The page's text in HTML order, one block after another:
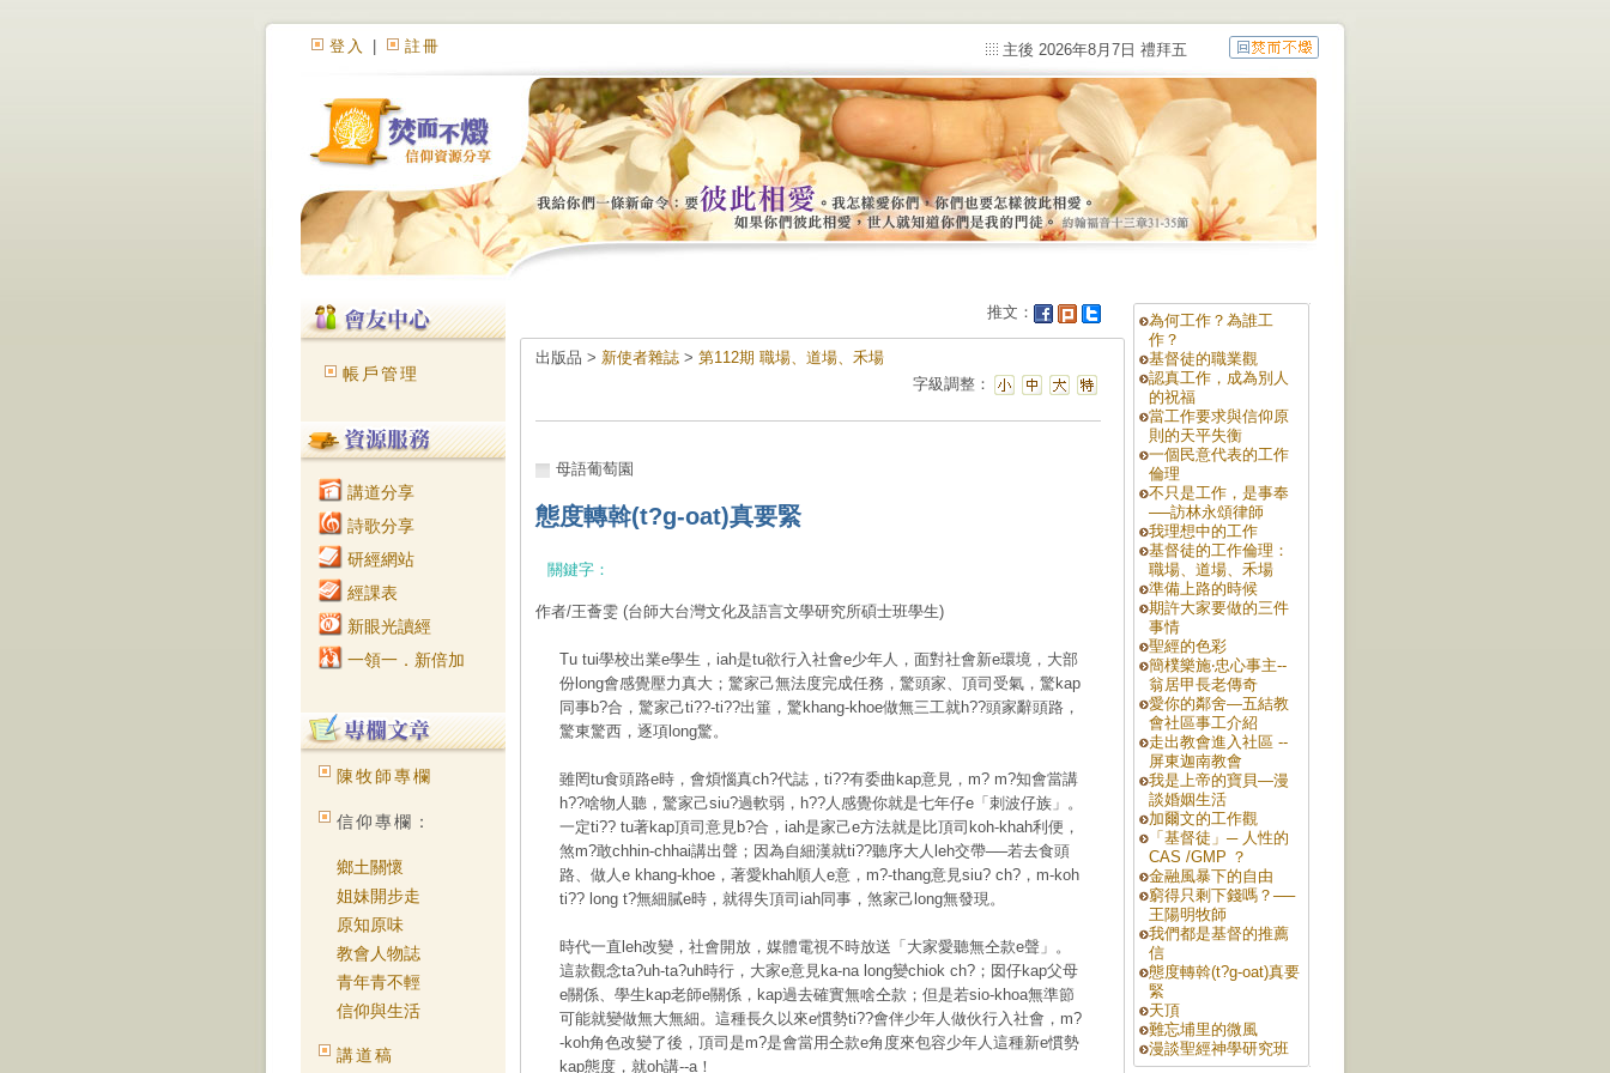
登入 註冊 主後 2026年8月7日 禮拜五
帳戶管理
講道分享
詩歌分享
研經網站
經課表
新眼光讀經
一領一．新倍加
陳牧師專欄
信仰專欄：
鄉土關懷
姐妹開步走
原知原味
教會人物誌
青年青不輕
信仰與生活
講道稿
推文：
出版品 > 新使者雜誌 > 第112期 職場、道場、禾場
字級調整：
母語葡萄園
態度轉斡(t?g-oat)真要緊
關鍵字：
作者/王薈雯 (台師大台灣文化及語言文學研究所碩士班學生)
Tu tui學校出業e學生，iah是tu欲行入社會e少年人，面對社會新e環境，大部
份long會感覺壓力真大；驚家己無法度完成任務，驚頭家、頂司受氣，驚kap
同事b?合，驚家己ti??-ti??出箠，驚khang-khoe做無三工就h??頭家辭頭路，
驚東驚西，逐項long驚。
雖罔tu食頭路e時，會煩惱真ch?代誌，ti??有委曲kap意見，m? m?知會當講
h??啥物人聽，驚家己siu?過軟弱，h??人感覺你就是七年仔e「刺波仔族」。
一定ti?? tu著kap頂司意見b?合，iah是家己e方法就是比頂司koh-khah利便，
煞m?敢chhin-chhai講出聲；因為自細漢就ti??聽序大人leh交帶──若去食頭
路、做人e khang-khoe，著愛khah順人e意，m?-thang意見siu? ch?，m-koh
ti?? long t?無細膩e時，就得失頂司iah同事，煞家己long無發現。
時代一直leh改變，社會開放，媒體電視不時放送「大家愛聽無仝款e聲」。
這款觀念ta?uh-ta?uh時行，大家e意見ka-na long變chiok ch?；囡仔kap父母
e關係、學生kap老師e關係，kap過去確實無啥仝款；但是若sio-khoa無準節
可能就變做無大無細。這種長久以來e慣勢ti??會伴少年人做伙行入社會，m?
-koh角色改變了後，頂司是m?是會當用仝款e角度來包容少年人這種新e慣勢
kap態度，就oh講--a！
為何工作？為誰工
作？
基督徒的職業觀
認真工作，成為別人
的祝福
當工作要求與信仰原
則的天平失衡
一個民意代表的工作
倫理
不只是工作，是事奉
──訪林永頌律師
我理想中的工作
基督徒的工作倫理：
職場、道場、禾場
準備上路的時候
期許大家要做的三件
事情
聖經的色彩
簡樸樂施‧忠心事主--
翁居甲長老傳奇
愛你的鄰舍—五結教
會社區事工介紹
走出教會進入社區 --
屏東迦南教會
我是上帝的寶貝—漫
談婚姻生活
加爾文的工作觀
「基督徒」─ 人性的
CAS /GMP ？
金融風暴下的自由
窮得只剩下錢嗎？──
王陽明牧師
我們都是基督的推薦
信
態度轉斡(t?g-oat)真要
緊
天頂
難忘埔里的微風
漫談聖經神學研究班